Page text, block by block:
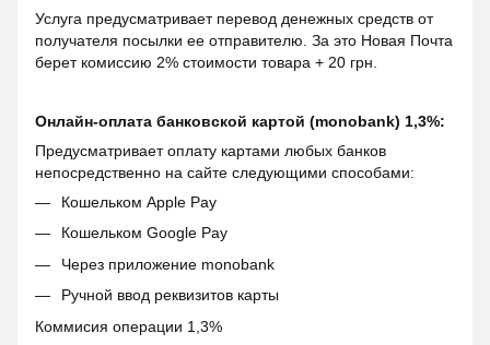
Услуга предусматривает перевод денежных средств от
получателя посылки ее отправителю. За это Новая Почта
берет комиссию 2% стоимости товара + 20 грн.
Онлайн-оплата банковской картой (monobank) 1,3%:
Предусматривает оплату картами любых банков
непосредственно на сайте следующими способами:
Кошельком Apple Pay
Кошельком Google Pay
Через приложение monobank
Ручной ввод реквизитов карты
Коммисия операции 1,3%